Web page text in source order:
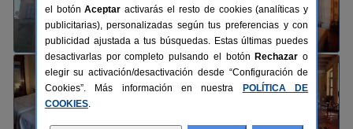
el botónAceptar activarás el resto de cookies (analíticas y
publicitarias), personalizadas según tus preferencias y con
publicidad ajustada a tus búsquedas. Estas últimas puedes
desactivarlas por completo pulsando el botón Rechazar o
elegir su activación/desactivación desde “Configuración de
Cookies”. Más información en nuestra
POLÍTICA DE
COOKIES.